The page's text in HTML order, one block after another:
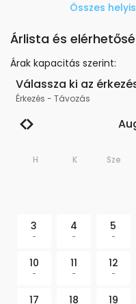
Összes
Árlista és
Árak kapacitás szerint:
Válassza ki az
Érkezés - Távozás
H K Sze
3
-
4
-
5
-
10
-
11
-
12
-
17 18 19